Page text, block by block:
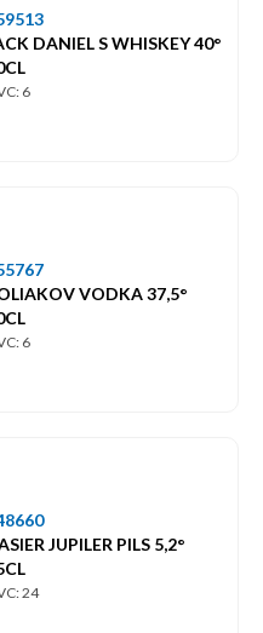
DANIEL S WHISKEY 40°
6
VODKA 37,5°
6
JUPILER PILS 5,2°
24